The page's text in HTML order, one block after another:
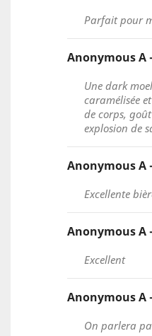
Parfait pour
Anonymous A
Une dark
caramélisée
de corps,
explosion de
Anonymous A
Excellente
Anonymous A
Excellent
Anonymous A
On parlera